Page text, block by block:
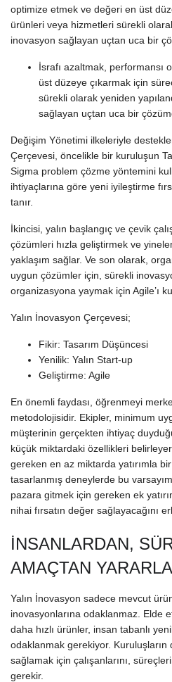
optimize etmek ve değeri en üst
ürünleri veya hizmetleri sürekli
inovasyon sağlayan uçtan uca bir
İsrafı azaltmak, performansı
üst düzeye çıkarmak için
sürekli olarak yeniden
sağlayan uçtan uca bir
Değişim Yönetimi ilkeleriyle
Çerçevesi, öncelikle bir kuruluşun
Sigma problem çözme yöntemini
ihtiyaçlarına göre yeni iyileştirme
tanır.
İkincisi, yalın başlangıç ​​ve çevik
çözümleri hızla geliştirmek ve
yaklaşım sağlar. Ve son olarak,
uygun çözümler için, sürekli
organizasyona yaymak için Agile’ı
Yalın İnovasyon Çerçevesi;
Fikir: Tasarım Düşüncesi
Yenilik: Yalın Start-up
Geliştirme: Agile
En önemli faydası, öğrenmeyi
metodolojisidir. Ekipler, minimum
müşterinin gerçekten ihtiyaç
küçük miktardaki özellikleri
gereken en az miktarda yatırımla
tasarlanmış deneylerde bu
pazara gitmek için gereken ek
nihai fırsatın değer sağlayacağını
İNSANLARDAN,
AMAÇTAN
Yalın İnovasyon sadece mevcut
inovasyonlarına odaklanmaz. Elde
daha hızlı ürünler, insan tabanlı
odaklanmak gerekiyor.
sağlamak için çalışanlarını,
gerekir.